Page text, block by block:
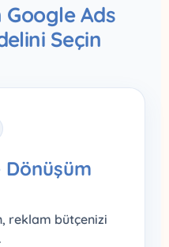
Google Ads
Seçin
reklam bütçenizi